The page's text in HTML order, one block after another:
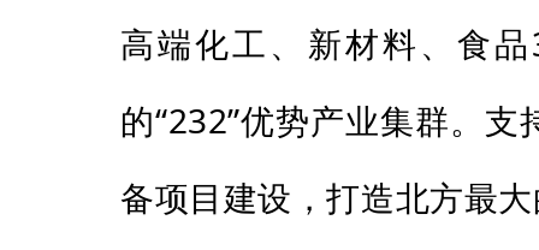
高端化工、新材料、食
的“232”优势产业集群。
备项目建设，打造北方最